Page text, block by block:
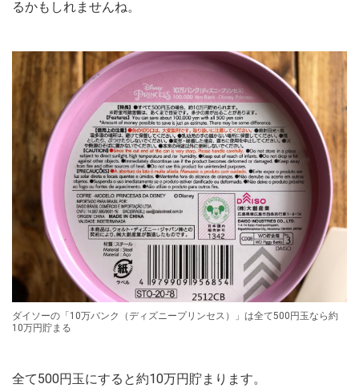
るかもしれませんね。
ダイソーの「10万バンク（ディズニープリンセス）」は全て500円玉なら約
10万円貯まる
全て500円玉にすると約10万円貯まります。